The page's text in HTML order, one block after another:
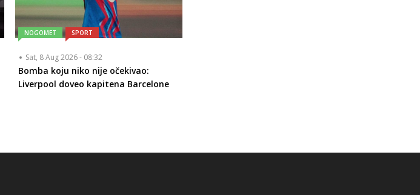
NOGOMET SPORT
Sat, 8 Aug 2026 - 08:32
Bomba koju niko nije očekivao:
Liverpool doveo kapitena Barcelone